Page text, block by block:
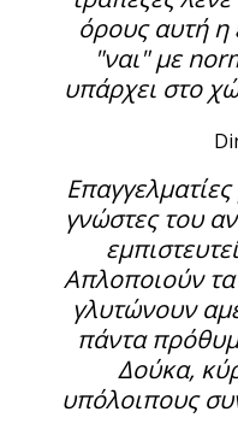
όρους αυτή η
"ναι" με
υπάρχει στο
γνώστες του
Απλοποιούν
γλυτώνουν
πάντα
Δούκα,
υπόλοιπους